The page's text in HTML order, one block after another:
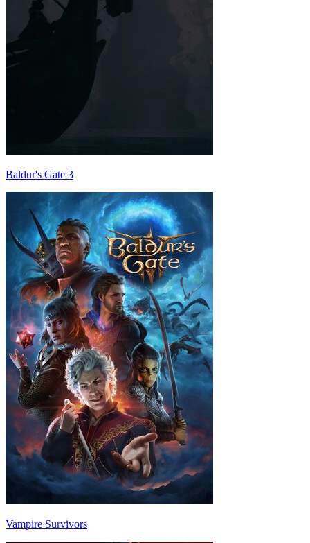
Baldur's Gate 3
Vampire Survivors